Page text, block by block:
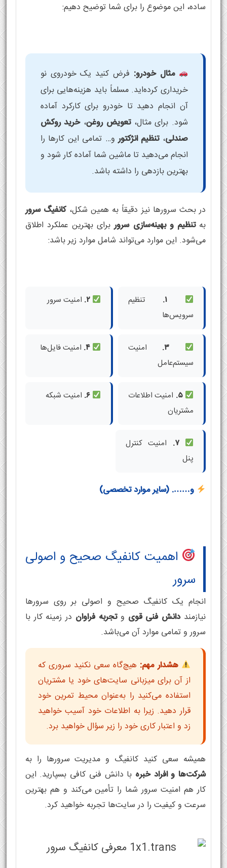
ساده، این موضوع را برای شما توضیح دهیم:
مثال خودرو: فرض کنید یک خودروی نو
خریداری کرده‌اید. مسلماً باید هزینه‌هایی برای
آن انجام دهید تا خودرو برای کارکرد آماده
شود. برای مثال،تعویض روغن،خرید روکش
صندلی،تنظیم انژکتورو… تمامی این کارها را
انجام می‌دهید تا ماشین شما آماده کار شود و
بهترین بازدهی را داشته باشد.
در بحث سرورها نیز دقیقاً به همین شکل،کانفیگ سرور
بهتنظیم و بهینه‌سازی سروربرای بهترین عملکرد اطلاق
می‌شود. این موارد می‌تواند شامل موارد زیر باشد:
۱.
تنظیم
سرویس‌ها
۲. امنیت سرور
امنیت
سیستم‌عامل
۴. امنیت فایل‌ها
۵.
امنیت اطلاعات
مشتریان
۶. امنیت شبکه
۷.
امنیت کنترل
پنل
و……. (سایر موارد تخصصی)
اهمیت کانفیگ صحیح و اصولی
سرور
انجام یک کانفیگ صحیح و اصولی بر روی سرورها
نیازمنددانش فنی قوی وتجربه فراوان در زمینه کار با
سرور و تمامی موارد آن می‌باشد.
هشدار مهم: هیچ‌گاه سعی نکنید سروری که
از آن برای میزبانی سایت‌های خود یا مشتریان
استفاده می‌کنید را به‌عنوان محیط تمرین خود
قرار دهید. زیرا به اطلاعات خود آسیب خواهید
زد و اعتبار کاری خود را زیر سؤال خواهید برد.
همیشه سعی کنید کانفیگ و مدیریت سرورها را به
شرکت‌ها و افراد خبره با دانش فنی کافی بسپارید. این
کار هم امنیت سرور شما را تأمین می‌کند و هم بهترین
سرعت و کیفیت را در سایت‌ها تجربه خواهید کرد.